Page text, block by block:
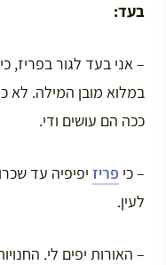
בעד:
– אני בעד לגור בפריז,
במלוא מובן המילה. לא
ככה הם עושים ודי.
– כי פריז יפיפיה עד
לעין.
– האורות יפים לי.